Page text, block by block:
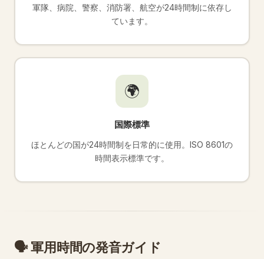
軍隊、病院、警察、消防署、航空が24時間制に依存し
ています。
🌍
国際標準
ほとんどの国が24時間制を日常的に使用。ISO 8601の
時間表示標準です。
🗣️ 軍用時間の発音ガイド